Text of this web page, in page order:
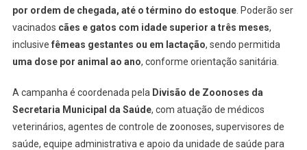
por ordem de chegada, até o término do estoque. Poderão ser
vacinados cães e gatos com idade superior a três meses,
inclusive fêmeas gestantes ou em lactação, sendo permitida
uma dose por animal ao ano, conforme orientação sanitária.
A campanha é coordenada pela Divisão de Zoonoses da
Secretaria Municipal da Saúde, com atuação de médicos
veterinários, agentes de controle de zoonoses, supervisores de
saúde, equipe administrativa e apoio da unidade de saúde para